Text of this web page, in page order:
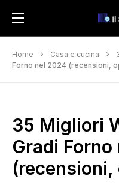
Home Casa e cucina
Forno nel 2024 (recensioni,
35 Migliori
Gradi